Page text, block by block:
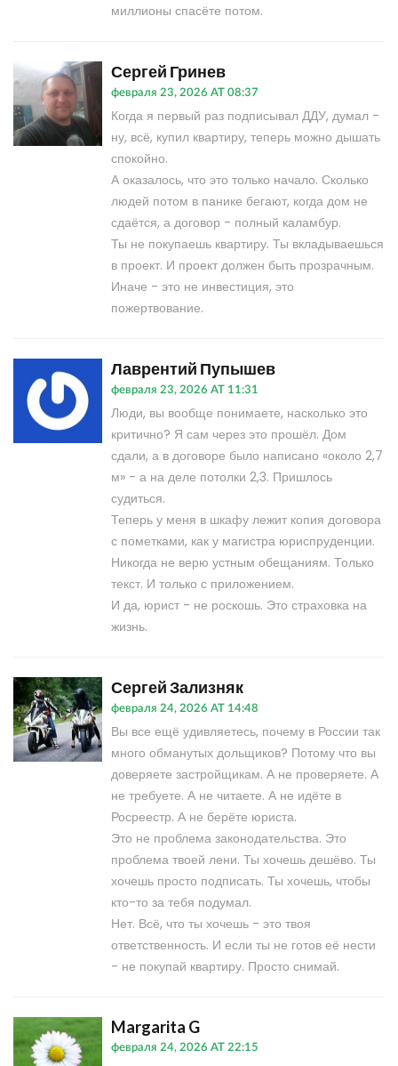
миллионы спасёте потом.
Сергей Гринев
февраля 23, 2026 AT 08:37
Когда я первый раз подписывал ДДУ, думал -
ну, всё, купил квартиру, теперь можно дышать
спокойно.
А оказалось, что это только начало. Сколько
людей потом в панике бегают, когда дом не
сдаётся, а договор - полный каламбур.
Ты не покупаешь квартиру. Ты вкладываешься
в проект. И проект должен быть прозрачным.
Иначе - это не инвестиция, это
пожертвование.
Лаврентий Пупышев
февраля 23, 2026 AT 11:31
Люди, вы вообще понимаете, насколько это
критично? Я сам через это прошёл. Дом
сдали, а в договоре было написано «около 2,7
м» - а на деле потолки 2,3. Пришлось
судиться.
Теперь у меня в шкафу лежит копия договора
с пометками, как у магистра юриспруденции.
Никогда не верю устным обещаниям. Только
текст. И только с приложением.
И да, юрист - не роскошь. Это страховка на
жизнь.
Сергей Зализняк
февраля 24, 2026 AT 14:48
Вы все ещё удивляетесь, почему в России так
много обманутых дольщиков? Потому что вы
доверяете застройщикам. А не проверяете. А
не требуете. А не читаете. А не идёте в
Росреестр. А не берёте юриста.
Это не проблема законодательства. Это
проблема твоей лени. Ты хочешь дешёво. Ты
хочешь просто подписать. Ты хочешь, чтобы
кто-то за тебя подумал.
Нет. Всё, что ты хочешь - это твоя
ответственность. И если ты не готов её нести
- не покупай квартиру. Просто снимай.
Margarita G
февраля 24, 2026 AT 22:15